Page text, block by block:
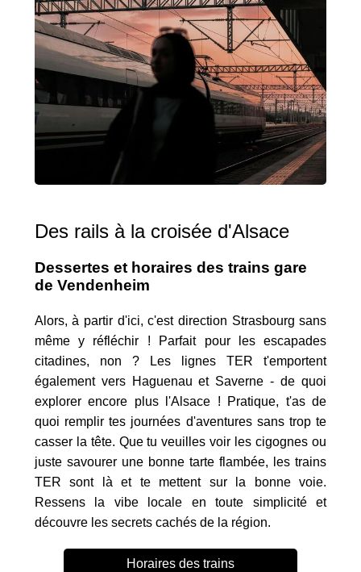
Des rails à la croisée d'Alsace
Dessertes et horaires des trains gare
de Vendenheim
Alors, à partir d'ici, c'est direction Strasbourg sans
même y réfléchir ! Parfait pour les escapades
citadines, non ? Les lignes TER t'emportent
également vers Haguenau et Saverne - de quoi
explorer encore plus l'Alsace ! Pratique, t'as de
quoi remplir tes journées d'aventures sans trop te
casser la tête. Que tu veuilles voir les cigognes ou
juste savourer une bonne tarte flambée, les trains
TER sont là et te mettent sur la bonne voie.
Ressens la vibe locale en toute simplicité et
découvre les secrets cachés de la région.
Horaires des trains